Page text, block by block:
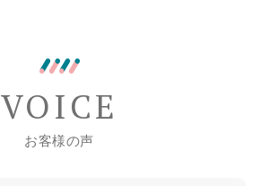
VOICE
お客様の声